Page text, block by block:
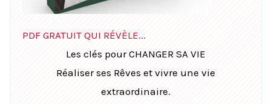
PDF GRATUIT QUI RÉVÈLE...
Les clés pour CHANGER SA VIE
Réaliser ses Rêves et vivre une vie
extraordinaire.